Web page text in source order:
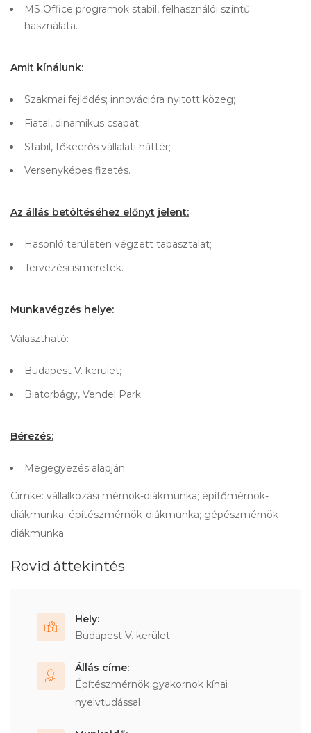
MS Office programok stabil, felhasználói szintű
használata.
Amit kínálunk:
Szakmai fejlődés; innovációra nyitott közeg;
Fiatal, dinamikus csapat;
Stabil, tőkeerős vállalati háttér;
Versenyképes fizetés.
Az állás betöltéséhez előnyt jelent:
Hasonló területen végzett tapasztalat;
Tervezési ismeretek.
Munkavégzés helye:
Választható:
Budapest V. kerület;
Biatorbágy, Vendel Park.
Bérezés:
Megegyezés alapján.
Cimke: vállalkozási mérnök-diákmunka; építőmérnök-
diákmunka; építészmérnök-diákmunka; gépészmérnök-
diákmunka
Rövid áttekintés
Hely:
Budapest V. kerület
Állás címe:
Építészmérnök gyakornok kínai
nyelvtudással